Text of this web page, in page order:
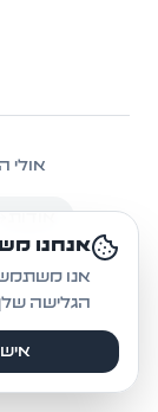
אולי
אנחנו
אנו
הגלישה